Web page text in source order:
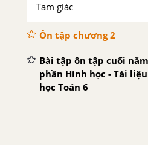
Tam giác
Ôn tập chương 2
Bài tập ôn tập cuối năm
phần Hình học - Tài
học Toán 6